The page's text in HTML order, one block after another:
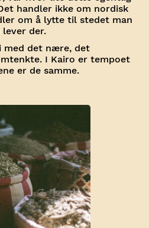
handler ikke om nordisk
om å lytte til stedet man
lever der.
med det nære, det
I Kairo er tempoet
er de samme.